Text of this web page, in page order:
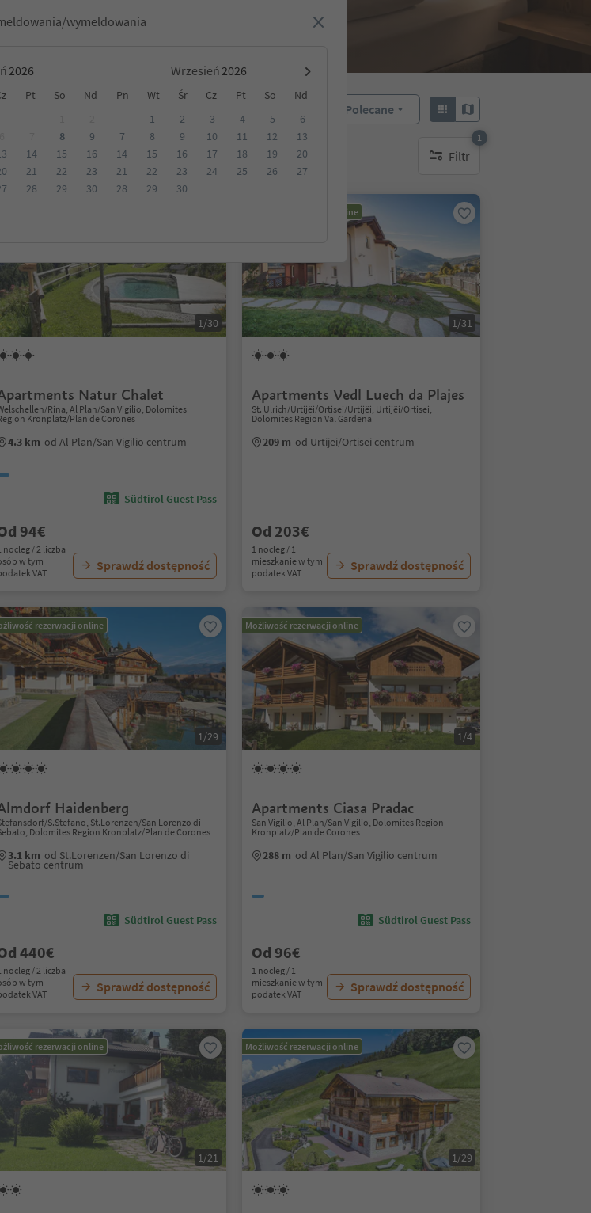
wymeldowania
Wrzesień
Pt So Nd Pn Wt Śr Cz Pt So
Nd
8
9
14 15
16
21 22
23
28 29
30
1 2 3 4 5
6
7
8 9 10 11 12
13
14
15 16 17 18 19
20
21
22 23 24 25 26
27
28
29 30
Polecane
wyżywienia Ekologiczne zakwaterowanie Filtr
1
1 aktywny filtr
1/30
Natur Chalet
Rina, Al Plan/San Vigilio, Dolomites
Kronplatz/Plan de Corones
4.3 km od Al Plan/San Vigilio centrum
Südtirol Guest Pass
94€
nocleg / 2 liczba
w tym
VAT
Sprawdź dostępność
Możliwość rezerwacji online
1/31
Apartments Vedl Luech da Plajes
St. Ulrich/Urtijëi/Ortisei/Urtijëi, Urtijëi/Ortisei,
Dolomites Region Val Gardena
209 m od Urtijëi/Ortisei centrum
Od 203€
1 nocleg / 1
mieszkanie w tym
podatek VAT
Sprawdź dostępność
rezerwacji online
1/29
Haidenberg
S.Stefano, St.Lorenzen/San Lorenzo di
Dolomites Region Kronplatz/Plan de Corones
3.1 km od St.Lorenzen/San Lorenzo di
Sebato centrum
Südtirol Guest Pass
440€
nocleg / 2 liczba
w tym
VAT
Sprawdź dostępność
Możliwość rezerwacji online
1/4
Apartments Ciasa Pradac
San Vigilio, Al Plan/San Vigilio, Dolomites Region
Kronplatz/Plan de Corones
288 m od Al Plan/San Vigilio centrum
Südtirol Guest Pass
Od 96€
1 nocleg / 1
mieszkanie w tym
podatek VAT
Sprawdź dostępność
rezerwacji online
1/21
Możliwość rezerwacji online
1/29